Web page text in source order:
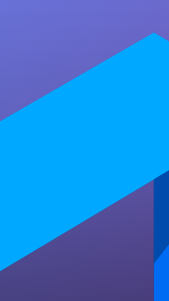
seu Site
pode
técnicas de
e mais para